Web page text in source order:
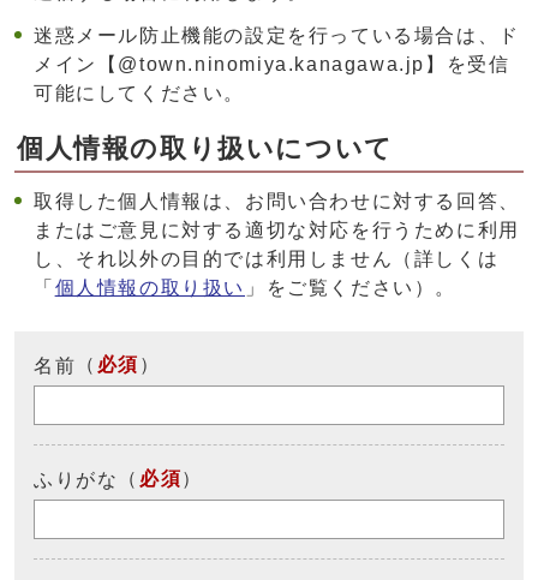
迷惑メール防止機能の設定を行っている場合は、ド
メイン【@town.ninomiya.kanagawa.jp】を受信
可能にしてください。
個人情報の取り扱いについて
取得した個人情報は、お問い合わせに対する回答、
またはご意見に対する適切な対応を行うために利用
し、それ以外の目的では利用しません（詳しくは
「 個人情報の取り扱い 」をご覧ください）。
名前 （ 必須 ）
ふりがな （ 必須）